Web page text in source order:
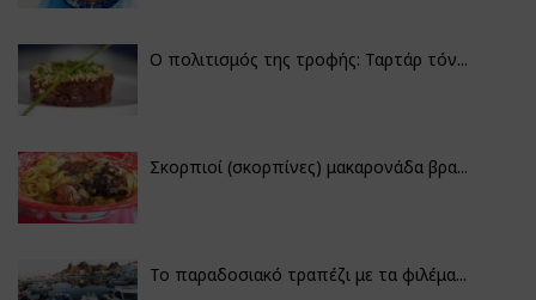
Ο πολιτισμός της τροφής: Ταρτάρ τόν...
Σκορπιοί (σκορπίνες) μακαρονάδα βρα...
Το παραδοσιακό τραπέζι με τα φιλέμα...